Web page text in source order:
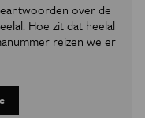
over de
Hoe zit dat heelal
reizen we er